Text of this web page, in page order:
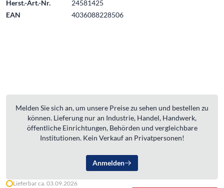
Herst.-Art.-Nr.
24581425
EAN
4036088228506
Melden Sie sich an, um unsere Preise zu sehen und bestellen zu
können. Lieferung nur an Industrie, Handel, Handwerk,
öffentliche Einrichtungen, Behörden und vergleichbare
Institutionen. Kein Verkauf an Privatpersonen!
Anmelden
Lieferbar ca. 03.09.2026